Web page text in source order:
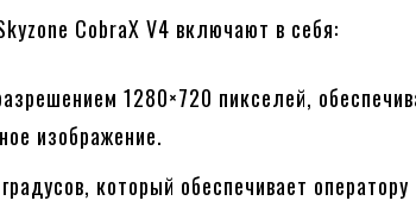
CobraX V4 включают в себя:
1280×720 пикселей,
изображение.
который обеспечивает оператору